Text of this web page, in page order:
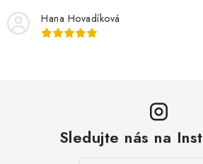
Hana Hovadíková
Sledujte nás na